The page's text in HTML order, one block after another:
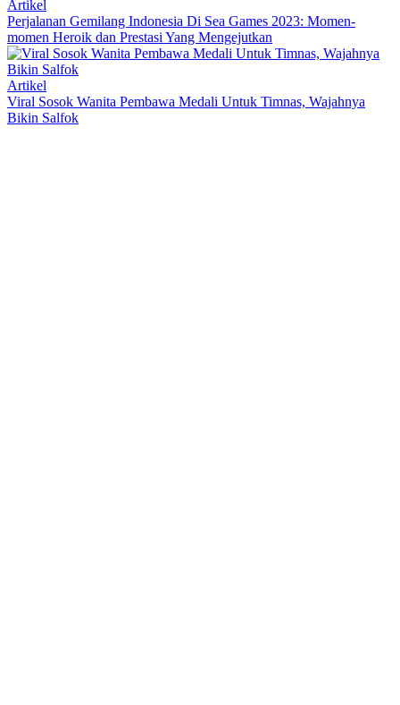
Artikel
Perjalanan Gemilang Indonesia Di Sea Games 2023: Momen-
momen Heroik dan Prestasi Yang Mengejutkan
Artikel
Viral Sosok Wanita Pembawa Medali Untuk Timnas, Wajahnya
Bikin Salfok